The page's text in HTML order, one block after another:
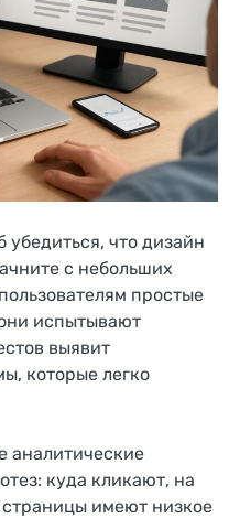
убедиться, что дизайн
с небольших
простые
испытывают
выявит
которые легко
аналитические
куда кликают, на
страницы имеют низкое